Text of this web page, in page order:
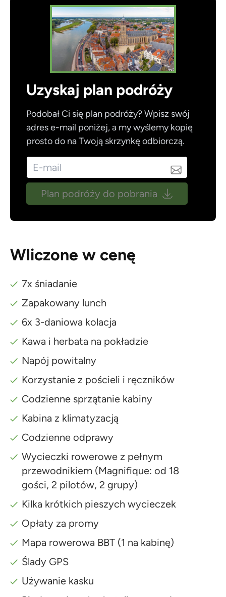
Uzyskaj plan podróży
Podobał Ci się plan podróży? Wpisz swój
adres e-mail poniżej, a my wyślemy kopię
prosto do na Twoją skrzynkę odbiorczą.
Plan podróży do pobrania
Wliczone w cenę
7x śniadanie
Zapakowany lunch
6x 3-daniowa kolacja
Kawa i herbata na pokładzie
Napój powitalny
Korzystanie z pościeli i ręczników
Codzienne sprzątanie kabiny
Kabina z klimatyzacją
Codzienne odprawy
Wycieczki rowerowe z pełnym
przewodnikiem (Magnifique: od 18
gości, 2 pilotów, 2 grupy)
Kilka krótkich pieszych wycieczek
Opłaty za promy
Mapa rowerowa BBT (1 na kabinę)
Ślady GPS
Używanie kasku